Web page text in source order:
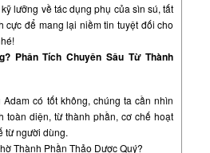
lưỡng về tác dụng phụ của sìn sú, tất
cực để mang lại niềm tin tuyệt đối cho
Phân Tích Chuyên Sâu Từ Thành
có tốt không, chúng ta cần nhìn
toàn diện, từ thành phần, cơ chế hoạt
từ người dùng.
Thành Phần Thảo Dược Quý?